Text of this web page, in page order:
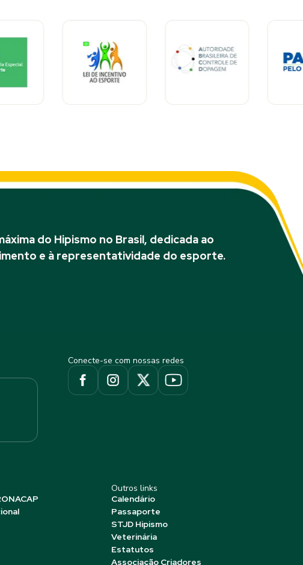
do Hipismo no Brasil, dedicada ao
e à representatividade do esporte.
Conecte-se com nossas redes
Outros links
Calendário
Passaporte
STJD Hipismo
Veterinária
Estatutos
Associação Criadores